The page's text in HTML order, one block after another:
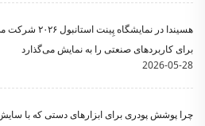
هسیندا در
برای کاربردهای صنعتی را به نمایش می‌گذارد
2026-05-28
چرا پوشش پودری برای ابزارهای دستی که با